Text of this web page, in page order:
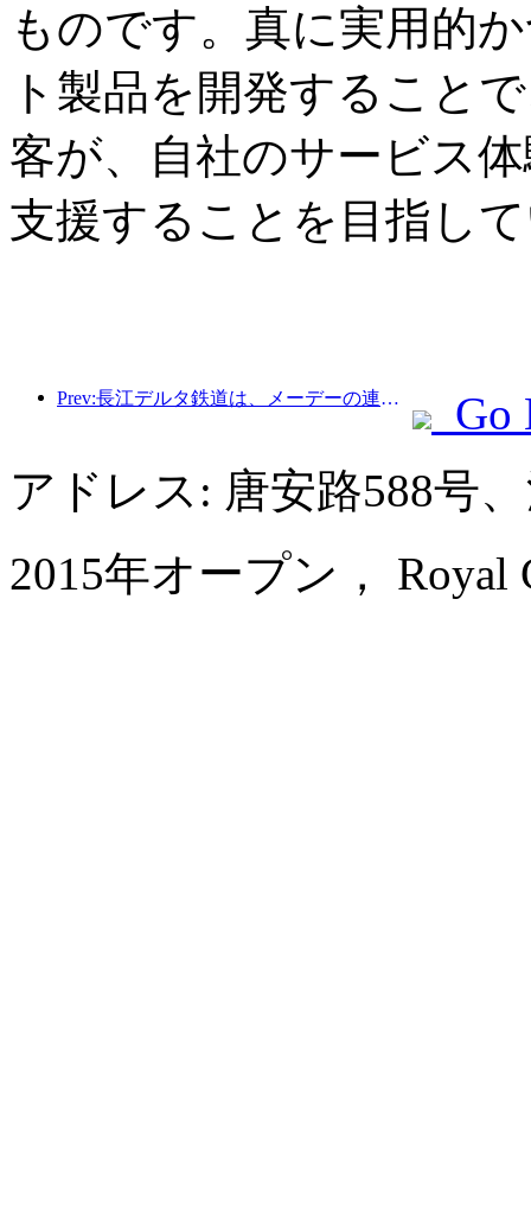
ものです。真に実用的
ト製品を開発すること
客が、自社のサービス
支援することを目指し
Prev:長江デルタ鉄道は、メーデーの連休期間中に2138万人以上の乗客を輸送した。
Go
アドレス: 唐安路588号
2015年オープン， Royal